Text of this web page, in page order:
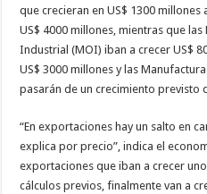
que crecieran en US$ 1300
US$ 4000 millones, mientras que
Industrial (MOI) iban a crecer US$
US$ 3000 millones y las
pasarán de un crecimiento previsto
“En exportaciones hay un salto en
explica por precio”, indica el
exportaciones que iban a crecer
cálculos previos, finalmente van a